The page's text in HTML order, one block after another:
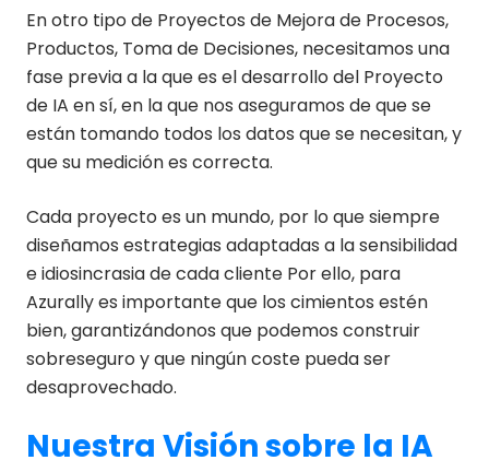
En otro tipo de Proyectos de Mejora de Procesos,
Productos, Toma de Decisiones, necesitamos una
fase previa a la que es el desarrollo del Proyecto
de IA en sí, en la que nos aseguramos de que se
están tomando todos los datos que se necesitan, y
que su medición es correcta.
Cada proyecto es un mundo, por lo que siempre
diseñamos estrategias adaptadas a la sensibilidad
e idiosincrasia de cada cliente Por ello, para
Azurally es importante que los cimientos estén
bien, garantizándonos que podemos construir
sobreseguro y que ningún coste pueda ser
desaprovechado.
Nuestra Visión sobre la IA